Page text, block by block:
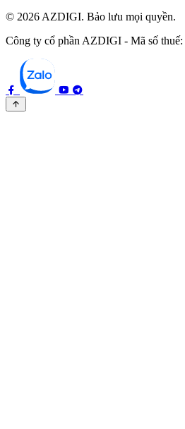
© 2026 AZDIGI. Bảo lưu mọi quyền.
Công ty cổ phần AZDIGI - Mã số thuế: